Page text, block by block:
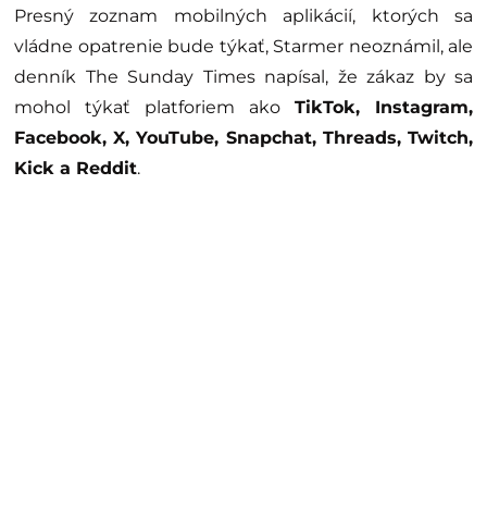
Presný zoznam mobilných aplikácií, ktorých sa
vládne opatrenie bude týkať, Starmer neoznámil, ale
denník The Sunday Times napísal, že zákaz by sa
mohol týkať platforiem ako TikTok, Instagram,
Facebook, X, YouTube, Snapchat, Threads, Twitch,
Kick a Reddit.